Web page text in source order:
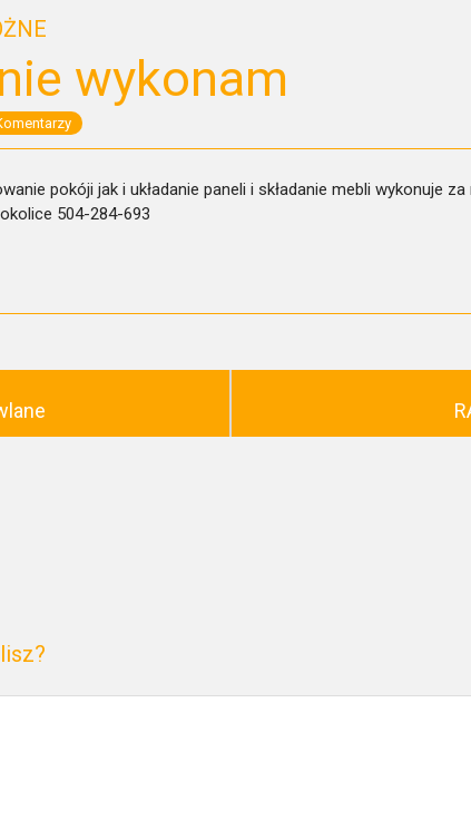
wykonam
pokóji jak i układanie paneli i składanie mebli wykonuje
504-284-693